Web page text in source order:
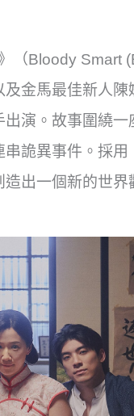
（Bloody Smart
金馬最佳新人陳
演。故事圍繞一
詭異事件。採用
出一個新的世界